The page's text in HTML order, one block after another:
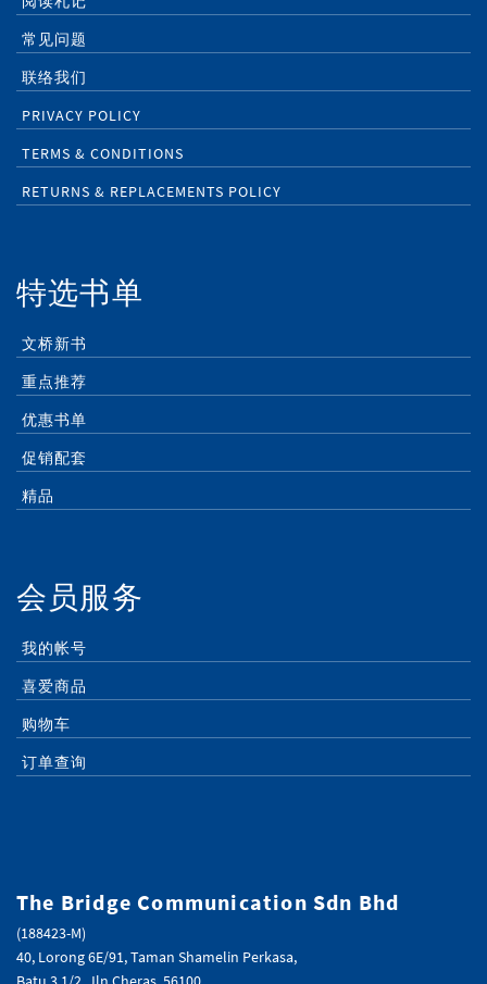
常见问题
联络我们
PRIVACY POLICY
TERMS & CONDITIONS
RETURNS & REPLACEMENTS POLICY
特选书单
文桥新书
重点推荐
优惠书单
促销配套
精品
会员服务
我的帐号
喜爱商品
购物车
订单查询
The Bridge Communication Sdn Bhd
(188423-M)
40, Lorong 6E/91, Taman Shamelin Perkasa,